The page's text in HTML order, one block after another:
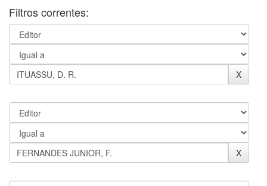
Filtros correntes: